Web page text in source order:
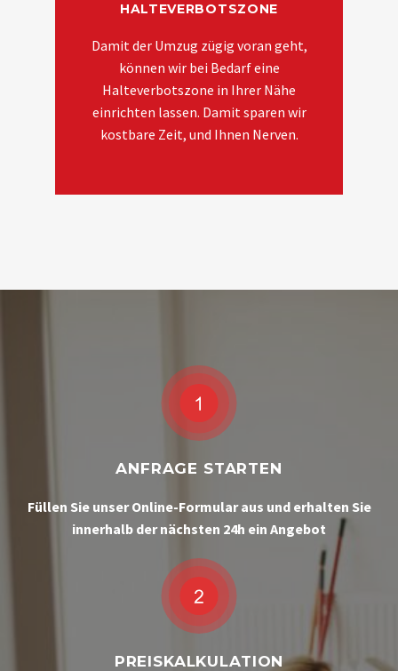
HALTEVERBOTSZONE
Damit der Umzug zügig voran geht,
können wir bei Bedarf eine
Halteverbotszone in Ihrer Nähe
einrichten lassen. Damit sparen wir
kostbare Zeit, und Ihnen Nerven.
ANFRAGE STARTEN
Füllen Sie unser Online-Formular aus und erhalten Sie
innerhalb der nächsten 24h ein Angebot
PREISKALKULATION